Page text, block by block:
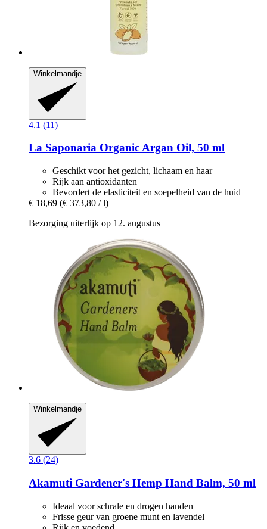
Winkelmandje
4.1 (11)
La Saponaria Organic Argan Oil, 50 ml
Geschikt voor het gezicht, lichaam en haar
Rijk aan antioxidanten
Bevordert de elasticiteit en soepelheid van de huid
€ 18,69 (€ 373,80 / l)
Bezorging uiterlijk op 12. augustus
Winkelmandje
3.6 (24)
Akamuti Gardener's Hemp Hand Balm, 50 ml
Ideaal voor schrale en drogen handen
Frisse geur van groene munt en lavendel